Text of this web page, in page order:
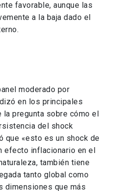
favorable, aunque las
a la baja dado el
moderado por
en los principales
pregunta sobre cómo el
del shock
que «esto es un shock de
efecto inflacionario en el
también tiene
tanto global como
dimensiones que más